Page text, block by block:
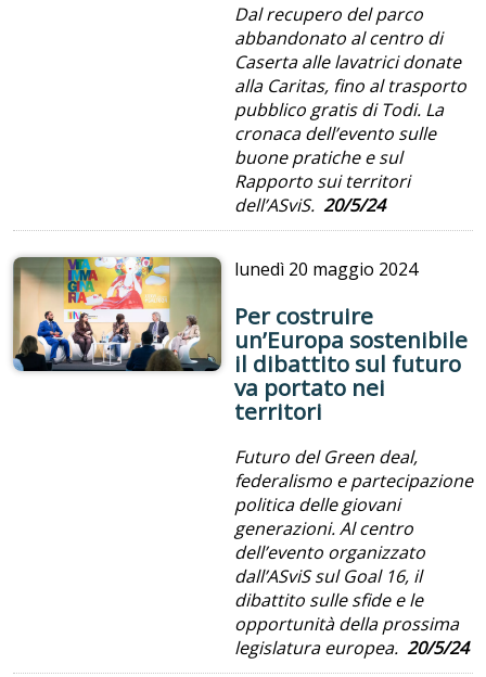
Dal recupero del parco
abbandonato al centro di
Caserta alle lavatrici donate
alla Caritas, fino al trasporto
pubblico gratis di Todi. La
cronaca dell’evento sulle
buone pratiche e sul
Rapporto sui territori
dell’ASviS. 20/5/24
lunedì 20 maggio 2024
Per costruire
un’Europa sostenibile
il dibattito sul futuro
va portato nei
territori
Futuro del Green deal,
federalismo e partecipazione
politica delle giovani
generazioni. Al centro
dell’evento organizzato
dall’ASviS sul Goal 16, il
dibattito sulle sfide e le
opportunità della prossima
legislatura europea. 20/5/24